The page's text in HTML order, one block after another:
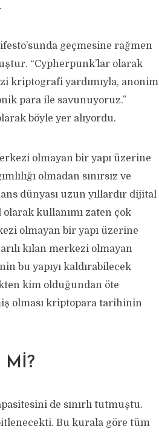
geçmesine rağmen
“Cypherpunk’lar olarak
kriptografi yardımıyla, anonim
para ile savunuyoruz.”
böyle yer alıyordu.
olmayan bir yapı üzerine
olmadan sınırsız ve
dünyası uzun yıllardır dijital
kullanımı zaten çok
olmayan bir yapı üzerine
kılan merkezi olmayan
bu yapıyı kaldırabilecek
kim olduğundan öte
olması kriptopara tarihinin
MI?
de sınırlı tutmuştu.
Bu kurala göre tüm